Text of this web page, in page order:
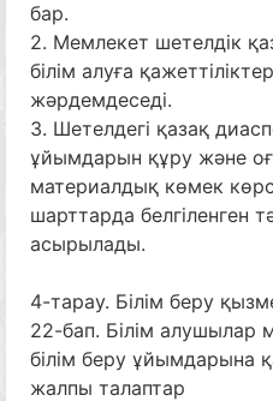
бар.
2. Мемлекет шетелдік
білім алуға
жәрдемдеседі.
3. Шетелдегі қазақ
ұйымдарын құру және
материалдық көмек
шарттарда белгіленген
асырылады.
4-тарау. Білім беру
22-бап. Білім алушылар
білім беру ұйымдарына
жалпы талаптар